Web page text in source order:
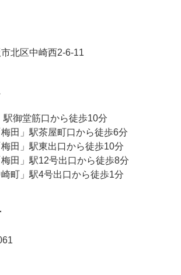
北区中崎西2-6-11
駅御堂筋口から徒歩10分
田」駅茶屋町口から徒歩6分
田」駅東出口から徒歩10分
田」駅12号出口から徒歩8分
町」駅4号出口から徒歩1分